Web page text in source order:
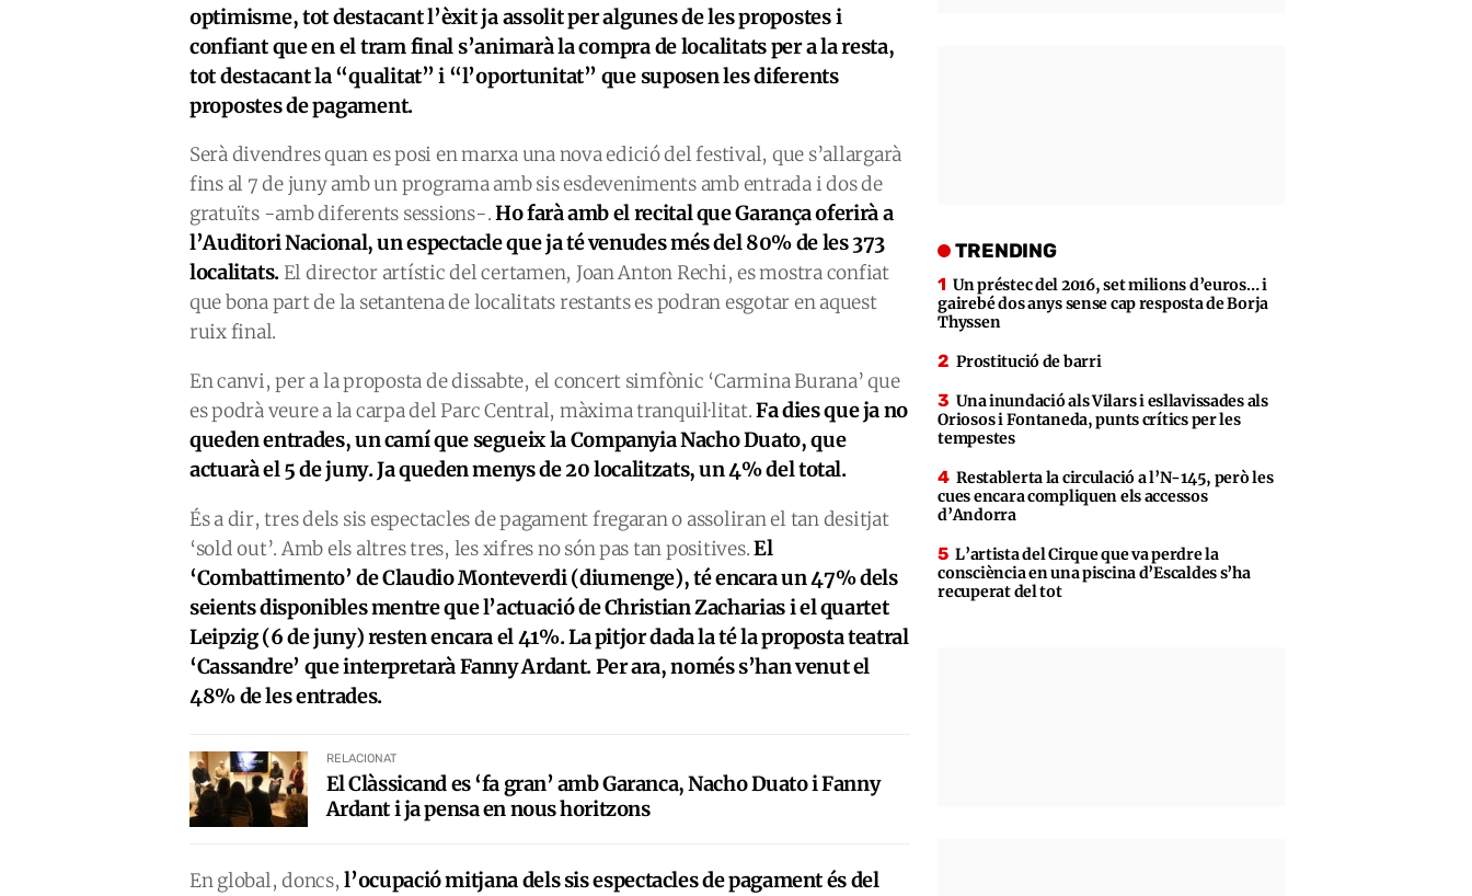
optimisme, tot destacant l’èxit ja assolit per algunes de les propostes i
confiant que en el tram final s’animarà la compra de localitats per a la resta,
tot destacant la “qualitat” i “l’oportunitat” que suposen les diferents
propostes de pagament.
Serà divendres quan es posi en marxa una nova edició del festival, que s’allargarà
fins al 7 de juny amb un programa amb sis esdeveniments amb entrada i dos de
gratuïts -amb diferents sessions-.Ho farà amb el recital que Garança oferirà a
l’Auditori Nacional, un espectacle que ja té venudes més del 80% de les 373
localitats. El director artístic del certamen, Joan Anton Rechi, es mostra confiat
que bona part de la setantena de localitats restants es podran esgotar en aquest
ruix final.
En canvi, per a la proposta de dissabte, el concert simfònic ‘Carmina Burana’ que
es podrà veure a la carpa del Parc Central, màxima tranquil·litat.Fa dies que ja no
queden entrades, un camí que segueix la Companyia Nacho Duato, que
actuarà el 5 de juny. Ja queden menys de 20 localitzats, un 4% del total.
És a dir, tres dels sis espectacles de pagament fregaran o assoliran el tan desitjat
‘sold out’. Amb els altres tres, les xifres no són pas tan positives.El
‘Combattimento’ de Claudio Monteverdi (diumenge), té encara un 47% dels
seients disponibles mentre que l’actuació de Christian Zacharias i el quartet
Leipzig (6 de juny) resten encara el 41%. La pitjor dada la té la proposta teatral
‘Cassandre’ que interpretarà Fanny Ardant. Per ara, només s’han venut el
48% de les entrades.
RELACIONAT
El Clàssicand es ‘fa gran’ amb Garanca, Nacho Duato i Fanny
Ardant i ja pensa en nous horitzons
En global, doncs,l’ocupació mitjana dels sis espectacles de pagament és del
TRENDING
Un préstec del 2016, set milions d’euros… i
gairebé dos anys sense cap resposta de Borja
Thyssen
Prostitució de barri
Una inundació als Vilars i esllavissades als
Oriosos i Fontaneda, punts crítics per les
tempestes
Restablerta la circulació a l’N-145, però les
cues encara compliquen els accessos
d’Andorra
L’artista del Cirque que va perdre la
consciència en una piscina d’Escaldes s’ha
recuperat del tot